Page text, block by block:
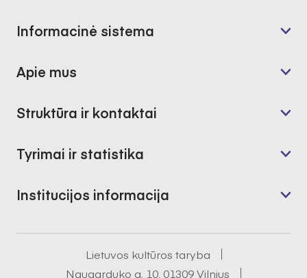
Informacinė sistema
Apie mus
Struktūra ir kontaktai
Tyrimai ir statistika
Institucijos informacija
Lietuvos kultūros taryba
Naugarduko g. 10, 01309 Vilnius